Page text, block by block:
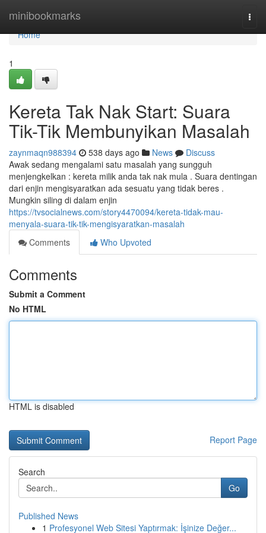
minibookmarks
Home
Home
1
Kereta Tak Nak Start: Suara
Tik-Tik Membunyikan Masalah
zaynmaqn988394 538 days ago News
Discuss
Awak sedang mengalami satu masalah yang sungguh
menjengkelkan : kereta milik anda tak nak mula . Suara dentingan
dari enjin mengisyaratkan ada sesuatu yang tidak beres .
Mungkin siling di dalam enjin
https://tvsocialnews.com/story4470094/kereta-tidak-mau-
menyala-suara-tik-tik-mengisyaratkan-masalah
Comments
Who Upvoted
Comments
Submit a Comment
No HTML
HTML is disabled
Report Page
Search
Go
Published News
1 Profesyonel Web Sitesi Yaptırmak: İşinize Değer...